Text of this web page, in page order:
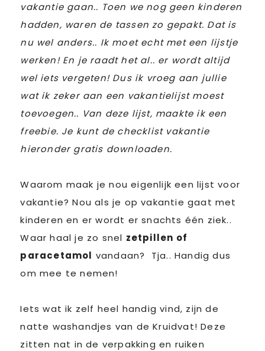
vakantie gaan.. Toen we nog geen kinderen
hadden, waren de tassen zo gepakt. Dat is
nu wel anders.. Ik moet echt met een lijstje
werken! En je raadt het al.. er wordt altijd
wel iets vergeten! Dus ik vroeg aan jullie
wat ik zeker aan een vakantielijst moest
toevoegen.. Van deze lijst, maakte ik een
freebie. Je kunt de checklist vakantie
hieronder gratis downloaden.
Waarom maak je nou eigenlijk een lijst voor
vakantie? Nou als je op vakantie gaat met
kinderen en er wordt er snachts één ziek..
Waar haal je zo snel zetpillen of
paracetamol vandaan? Tja.. Handig dus
om mee te nemen!
Iets wat ik zelf heel handig vind, zijn de
natte washandjes van de Kruidvat! Deze
zitten nat in de verpakking en ruiken